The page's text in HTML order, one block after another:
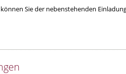
Sie der nebenstehenden